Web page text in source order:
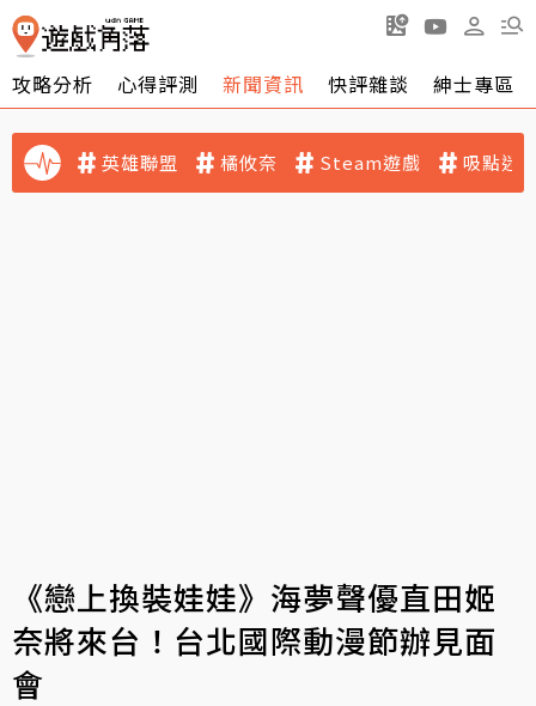
攻略分析 心得評測 新聞資訊 快評雜談 紳士專區
英雄聯盟 橘攸奈 Steam遊戲 吸點迷
《戀上換裝娃娃》海夢聲優直田姬
奈將來台！台北國際動漫節辦見面
會